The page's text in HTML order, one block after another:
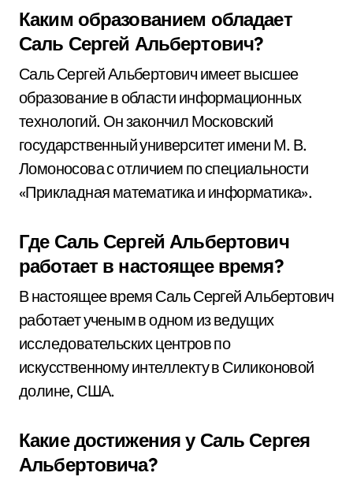
Каким образованием обладает
Саль Сергей Альбертович?
Саль Сергей Альбертович имеет высшее
образование в области информационных
технологий. Он закончил Московский
государственный университет имени М. В.
Ломоносова с отличием по специальности
«Прикладная математика и информатика».
Где Саль Сергей Альбертович
работает в настоящее время?
В настоящее время Саль Сергей Альбертович
работает ученым в одном из ведущих
исследовательских центров по
искусственному интеллекту в Силиконовой
долине, США.
Какие достижения у Саль Сергея
Альбертовича?